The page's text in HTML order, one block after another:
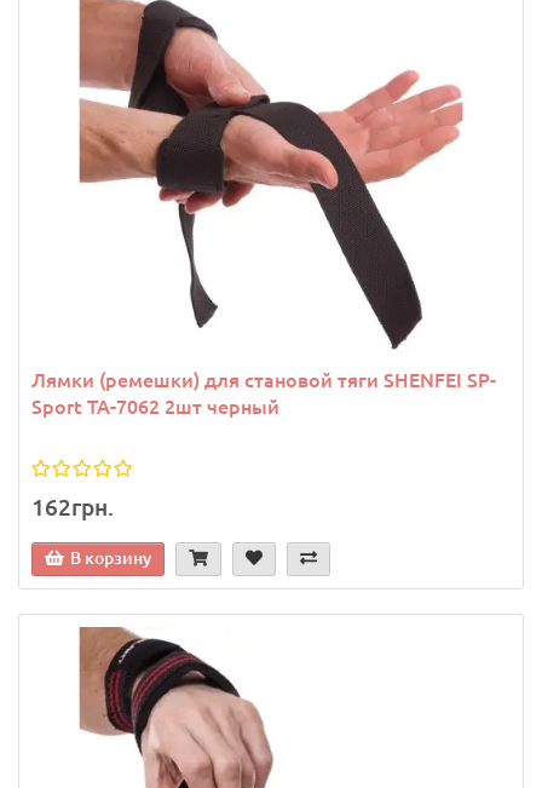
Лямки (ремешки) для становой тяги SHENFEI SP-
Sport TA-7062 2шт черный
162грн.
В корзину